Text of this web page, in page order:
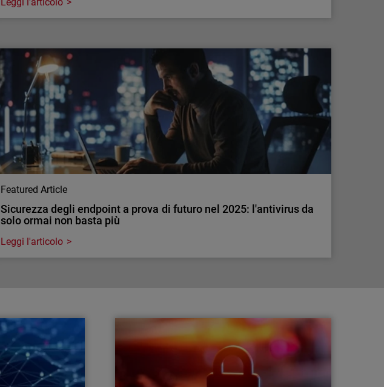
Attacchi all’autenticazione debole: il 49% segnala costi elevati
Il tasso di adozione della MFA nelle PMI è basso e pone un alto rischio.
Ecco come convincere i clienti ad adottare questa soluzione.
Featured Article
Sicurezza degli endpoint a prova di futuro nel 2025: l'antivirus da
solo ormai non basta più
Le difese statiche non riescono a tenere il passo. Nel 2025, la sicurezza
degli endpoint dovrà essere basata sull'intelligenza artificiale, adattiva,
allineata a Zero Trust e progettata per rispondere alle esigenze di
conformità e gestione delle minacce in tempo reale.
Leggi l'articolo